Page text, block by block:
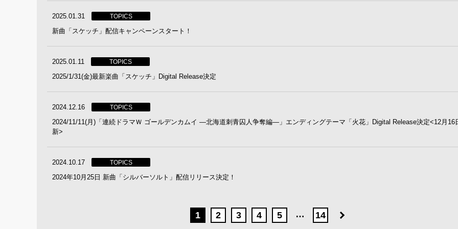
2025.01.31 TOPICS
新曲「スケッチ」配信キャンペーンスタート！
2025.01.11 TOPICS
2025/1/31(金)最新楽曲「スケッチ」Digital Release決定
2024.12.16 TOPICS
2024/11/11(月)「連続ドラマＷ ゴールデンカムイ ―北海道刺青囚人争奪編―」エンディングテーマ「火花」Digital Release決定<12月16
新>
2024.10.17 TOPICS
2024年10月25日 新曲「シルバーソルト」配信リリース決定！
1 2 3 4 5 … 14